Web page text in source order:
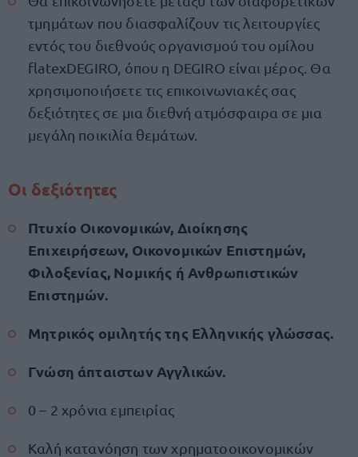
τμημάτων που διασφαλίζουν τις λειτουργίες
εντός του διεθνούς οργανισμού του ομίλου
flatexDEGIRO, όπου η DEGIRO είναι μέρος. Θα
χρησιμοποιήσετε τις επικοινωνιακές σας
δεξιότητες σε μια διεθνή ατμόσφαιρα σε μια
μεγάλη ποικιλία θεμάτων.
Οι δεξιότητες
Πτυχίο Οικονομικών, Διοίκησης
Επιχειρήσεων, Οικονομικών Επιστημών,
Φιλοξενίας, Νομικής ή Ανθρωπιστικών
Επιστημών.
Μητρικός ομιλητής της Eλληνικής γλώσσας.
Γνώση άπταιστων Αγγλικών.
0 – 2 χρόνια εμπειρίας
Καλή κατανόηση των χρηματοοικονομικών